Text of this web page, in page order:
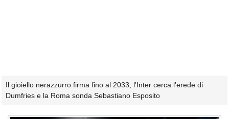
Il gioiello nerazzurro firma fino al 2033, l'Inter cerca l'erede di
Dumfries e la Roma sonda Sebastiano Esposito